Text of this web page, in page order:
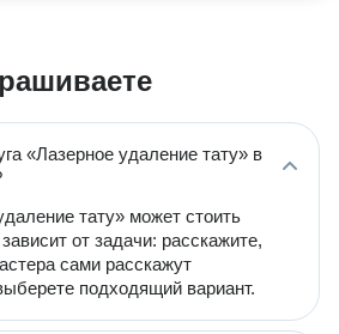
«Лазерное удаление тату» в
тату» может стоить
от задачи: расскажите,
сами расскажут
подходящий вариант.